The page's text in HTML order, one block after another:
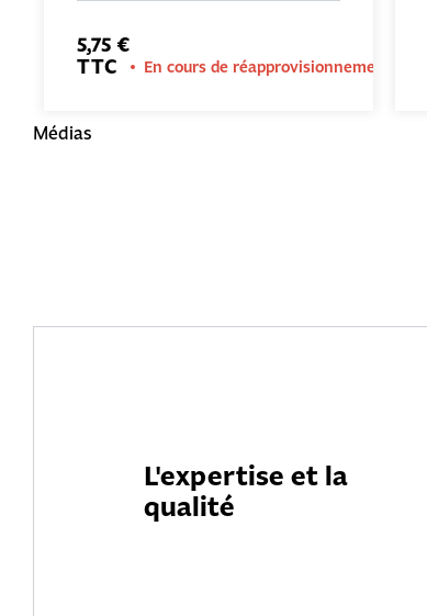
5,75 €
TTC
En cours de réapprovisionnement
Médias
L'expertise et la
qualité